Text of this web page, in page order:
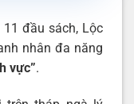
đầu sách, Lộc
nhân đa năng
vực”.